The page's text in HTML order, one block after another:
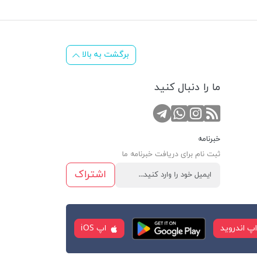
برگشت به بالا
ما را دنبال کنید
RSSصفحه اینستاگرام
تماس با واتس اپ
کانال تلگرام
خبرنامه
ثبت نام برای دریافت خبرنامه ما
اشتراک
اپ اندروید اپ iOS